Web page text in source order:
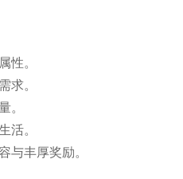
性。
求。
。
活。
与丰厚奖励。